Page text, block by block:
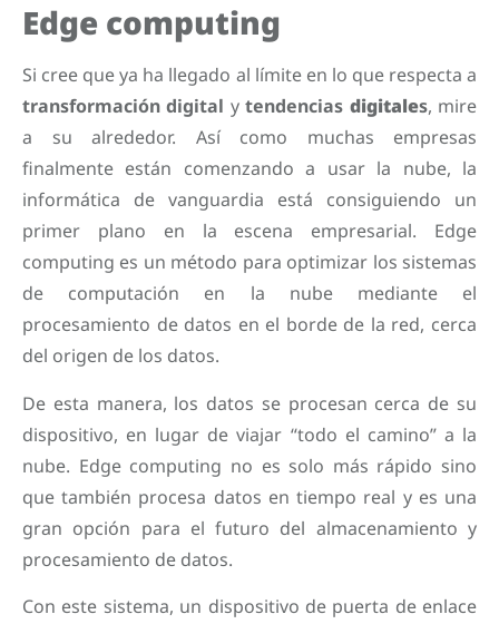
Edge computing
Si cree que ya ha llegado al límite en lo que respecta a
transformación digital ytendencias digitales, mire
a su alrededor. Así como muchas empresas
finalmente están comenzando a usar la nube, la
informática de vanguardia está consiguiendo un
primer plano en la escena empresarial. Edge
computing es un método para optimizar los sistemas
de computación en la nube mediante el
procesamiento de datos en el borde de la red, cerca
del origen de los datos.
De esta manera, los datos se procesan cerca de su
dispositivo, en lugar de viajar “todo el camino” a la
nube. Edge computing no es solo más rápido sino
que también procesa datos en tiempo real y es una
gran opción para el futuro del almacenamiento y
procesamiento de datos.
Con este sistema, un dispositivo de puerta de enlace